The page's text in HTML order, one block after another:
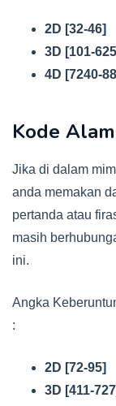
2D [32-46]
3D [101-
4D [7240-
Kode
Jika di dalam
anda memakan
pertanda atau
masih
ini.
Angka
:
2D [72-95]
3D [411-